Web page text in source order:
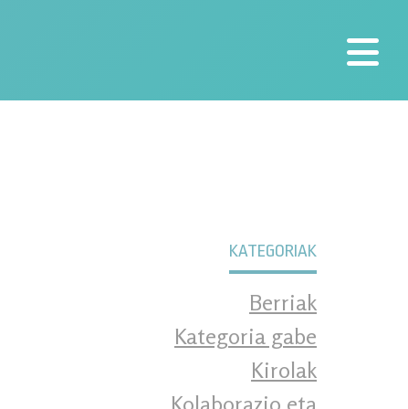
KATEGORIAK
Berriak
Kategoria gabe
Kirolak